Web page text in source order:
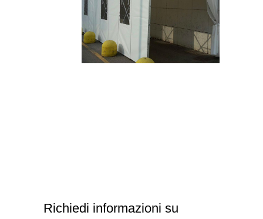
Richiedi informazioni su